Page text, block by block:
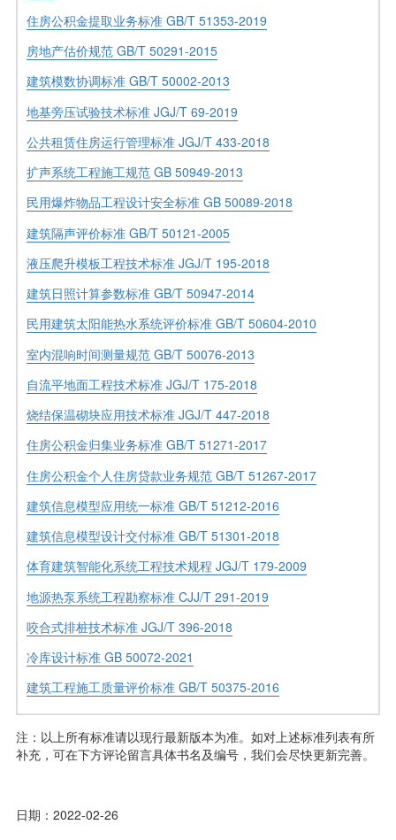
住房公积金提取业务标准 GB/T 51353-2019
房地产估价规范 GB/T 50291-2015
建筑模数协调标准 GB/T 50002-2013
地基旁压试验技术标准 JGJ/T 69-2019
公共租赁住房运行管理标准 JGJ/T 433-2018
扩声系统工程施工规范 GB 50949-2013
民用爆炸物品工程设计安全标准 GB 50089-2018
建筑隔声评价标准 GB/T 50121-2005
液压爬升模板工程技术标准 JGJ/T 195-2018
建筑日照计算参数标准 GB/T 50947-2014
民用建筑太阳能热水系统评价标准 GB/T 50604-2010
室内混响时间测量规范 GB/T 50076-2013
自流平地面工程技术标准 JGJ/T 175-2018
烧结保温砌块应用技术标准 JGJ/T 447-2018
住房公积金归集业务标准 GB/T 51271-2017
住房公积金个人住房贷款业务规范 GB/T 51267-2017
建筑信息模型应用统一标准 GB/T 51212-2016
建筑信息模型设计交付标准 GB/T 51301-2018
体育建筑智能化系统工程技术规程 JGJ/T 179-2009
地源热泵系统工程勘察标准 CJJ/T 291-2019
咬合式排桩技术标准 JGJ/T 396-2018
冷库设计标准 GB 50072-2021
建筑工程施工质量评价标准 GB/T 50375-2016
注：以上所有标准请以现行最新版本为准。如对上述标准列表有所
补充，可在下方评论留言具体书名及编号，我们会尽快更新完善。
日期：2022-02-26